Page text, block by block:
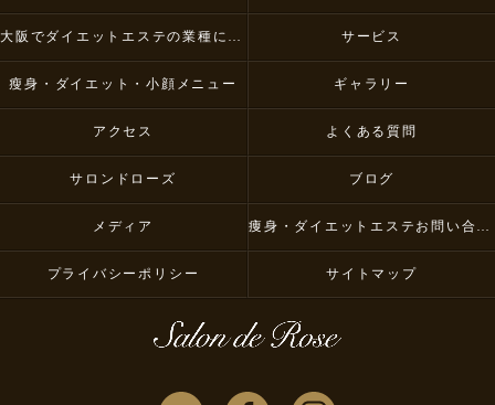
大阪でダイエットエステの業種について サービス
瘦身・ダイエット・小顔メニュー ギャラリー
アクセス よくある質問
サロンドローズ ブログ
メディア 痩身・ダイエットエステお問い合わせ
プライバシーポリシー サイトマップ